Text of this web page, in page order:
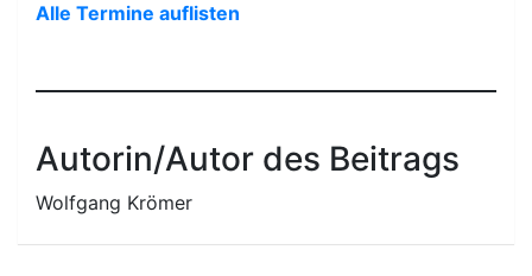
Alle Termine auflisten
Autorin/Autor des Beitrags
Wolfgang Krömer